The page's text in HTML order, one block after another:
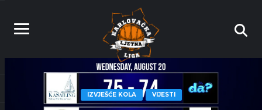
IZVJEŠĆE KOLA VIJESTI